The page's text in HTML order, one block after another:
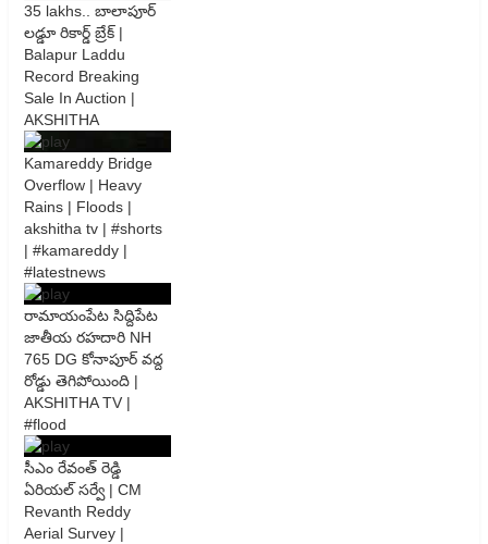
35 lakhs.. బాలాపూర్
లడ్డూ రికార్డ్ బ్రేక్ |
Balapur Laddu
Record Breaking
Sale In Auction |
AKSHITHA
Kamareddy Bridge
Overflow | Heavy
Rains | Floods |
akshitha tv | #shorts
| #kamareddy |
#latestnews
రామాయంపేట సిద్దిపేట
జాతీయ రహదారి NH
765 DG కోనాపూర్ వద్ద
రోడ్డు తెగిపోయింది |
AKSHITHA TV |
#flood
సీఎం రేవంత్ రెడ్డి
ఏరియల్ సర్వే | CM
Revanth Reddy
Aerial Survey |